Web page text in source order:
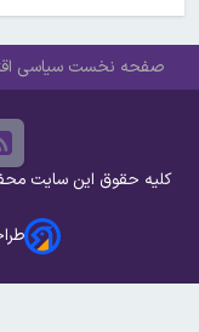
صفحه نخست سیاسی
کلیه حقوق این سایت